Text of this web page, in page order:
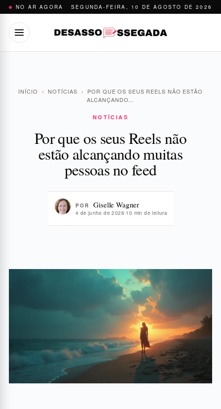
Pular
conteúdo
NO AR AGORA SEGUNDA-FEIRA, 10 DE AGOSTO DE 2026
INÍCIO › NOTÍCIAS ›
POR QUE OS SEUS REELS NÃO ESTÃO
ALCANÇANDO…
NOTÍCIAS
Por que os seus Reels não
estão alcançando muitas
pessoas no feed
POR Giselle Wagner
4 de junho de 2026·10 min de leitura